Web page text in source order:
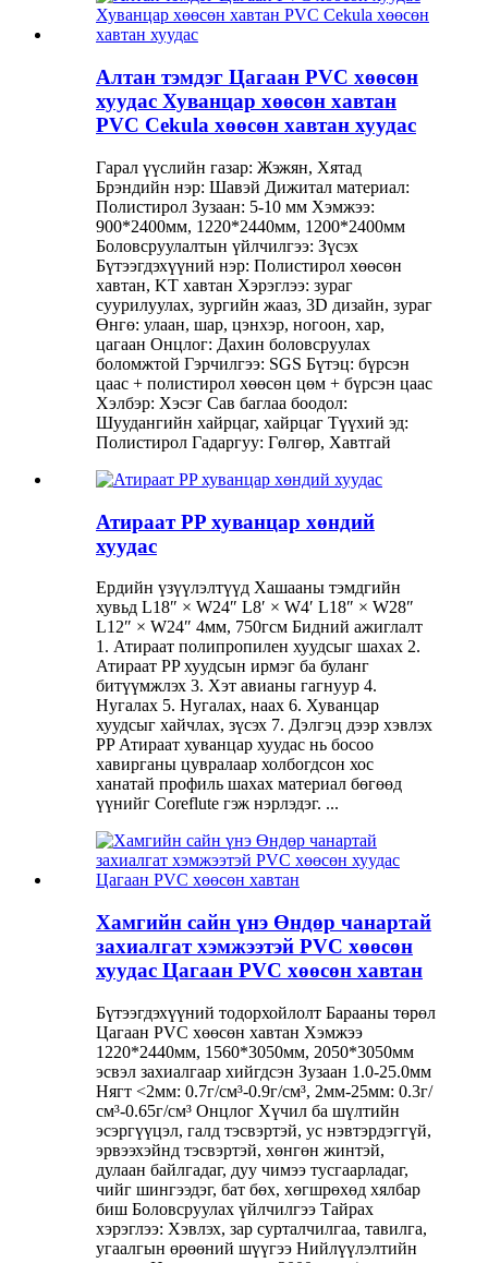
Алтан тэмдэг Цагаан PVC хөөсөн
хуудас Хуванцар хөөсөн хавтан
PVC Cekula хөөсөн хавтан хуудас
Гарал үүслийн газар: Жэжян, Хятад
Брэндийн нэр: Шавэй Дижитал материал:
Полистирол Зузаан: 5-10 мм Хэмжээ:
900*2400мм, 1220*2440мм, 1200*2400мм
Боловсруулалтын үйлчилгээ: Зүсэх
Бүтээгдэхүүний нэр: Полистирол хөөсөн
хавтан, KT хавтан Хэрэглээ: зураг
суурилуулах, зургийн жааз, 3D дизайн, зураг
Өнгө: улаан, шар, цэнхэр, ногоон, хар,
цагаан Онцлог: Дахин боловсруулах
боломжтой Гэрчилгээ: SGS Бүтэц: бүрсэн
цаас + полистирол хөөсөн цөм + бүрсэн цаас
Хэлбэр: Хэсэг Сав баглаа боодол:
Шуудангийн хайрцаг, хайрцаг Түүхий эд:
Полистирол Гадаргуу: Гөлгөр, Хавтгай
Атираат PP хуванцар хөндий
хуудас
Ердийн үзүүлэлтүүд Хашааны тэмдгийн
хувьд L18″ × W24″ L8′ × W4′ L18″ × W28″
L12″ × W24″ 4мм, 750гсм Бидний ажиглалт
1. Атираат полипропилен хуудсыг шахах 2.
Атираат PP хуудсын ирмэг ба буланг
битүүмжлэх 3. Хэт авианы гагнуур 4.
Нугалах 5. Нугалах, наах 6. Хуванцар
хуудсыг хайчлах, зүсэх 7. Дэлгэц дээр хэвлэх
PP Атираат хуванцар хуудас нь босоо
хавирганы цувралаар холбогдсон хос
ханатай профиль шахах материал бөгөөд
үүнийг Coreflute гэж нэрлэдэг. ...
Хамгийн сайн үнэ Өндөр чанартай
захиалгат хэмжээтэй PVC хөөсөн
хуудас Цагаан PVC хөөсөн хавтан
Бүтээгдэхүүний тодорхойлолт Барааны төрөл
Цагаан PVC хөөсөн хавтан Хэмжээ
1220*2440мм, 1560*3050мм, 2050*3050мм
эсвэл захиалгаар хийгдсэн Зузаан 1.0-25.0мм
Нягт <2мм: 0.7г/см³-0.9г/см³, 2мм-25мм: 0.3г/
см³-0.65г/см³ Онцлог Хүчил ба шүлтийн
эсэргүүцэл, галд тэсвэртэй, ус нэвтэрдэггүй,
эрвээхэйнд тэсвэртэй, хөнгөн жинтэй,
дулаан байлгадаг, дуу чимээ тусгаарладаг,
чийг шингээдэг, бат бөх, хөгшрөхөд хялбар
биш Боловсруулах үйлчилгээ Тайрах
хэрэглээ: Хэвлэх, зар сурталчилгаа, тавилга,
угаалгын өрөөний шүүгээ Нийлүүлэлтийн